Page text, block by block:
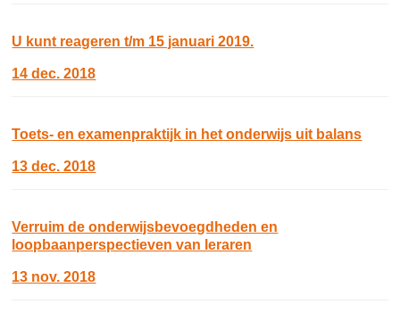
U kunt reageren t/m 15 januari 2019.
14 dec. 2018
Toets- en examenpraktijk in het onderwijs uit balans
13 dec. 2018
Verruim de onderwijsbevoegdheden en
loopbaanperspectieven van leraren
13 nov. 2018